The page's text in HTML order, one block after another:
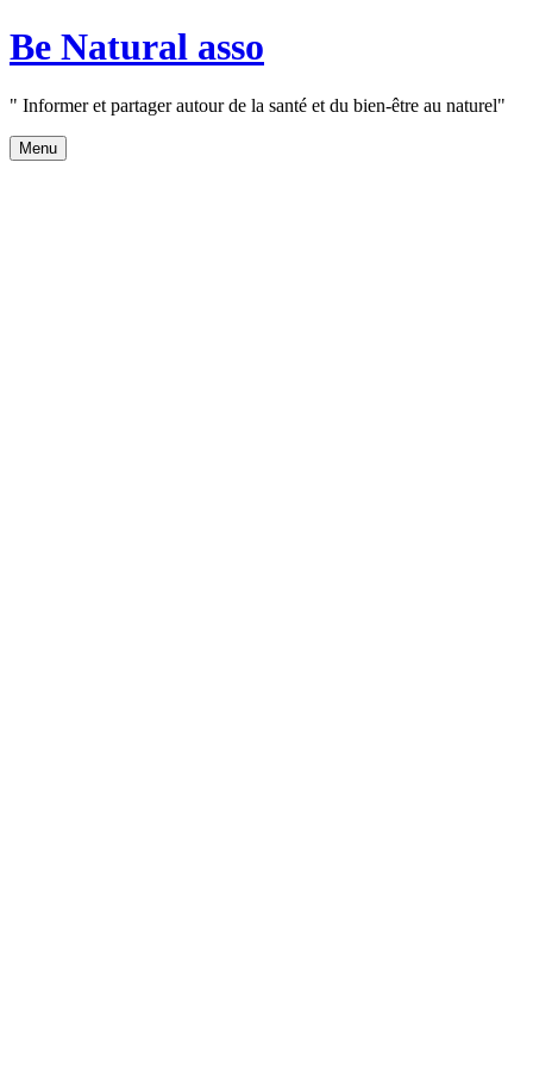
Aller
au
Be Natural asso
" Informer et partager autour de la santé et du bien-être au naturel"
Menu